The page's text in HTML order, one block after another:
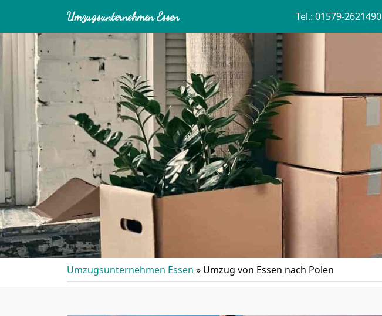
Umzugsunternehmen Essen Tel.: 01579-2621490
Umzugsunternehmen Essen » Umzug von Essen nach Polen